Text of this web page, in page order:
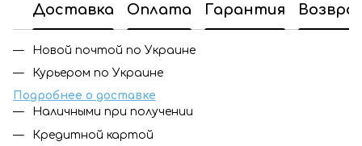
Доставка Оплата Гарантия
Новой почтой по Украине
Курьером по Украине
Подробнее о доставке
Наличными при получении
Кредитной картой